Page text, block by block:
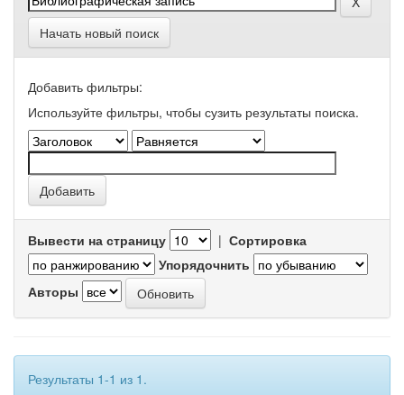
Начать новый поиск
Добавить фильтры:
Используйте фильтры, чтобы сузить результаты поиска.
Вывести на страницу | Сортировка
Упорядочнить
Авторы
Результаты 1-1 из 1.